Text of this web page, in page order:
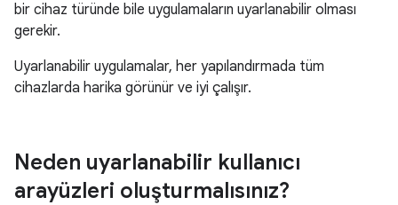
bir cihaz türünde bile uygulamaların uyarlanabilir olması
gerekir.
Uyarlanabilir uygulamalar, her yapılandırmada tüm
cihazlarda harika görünür ve iyi çalışır.
Neden uyarlanabilir kullanıcı
arayüzleri oluşturmalısınız?